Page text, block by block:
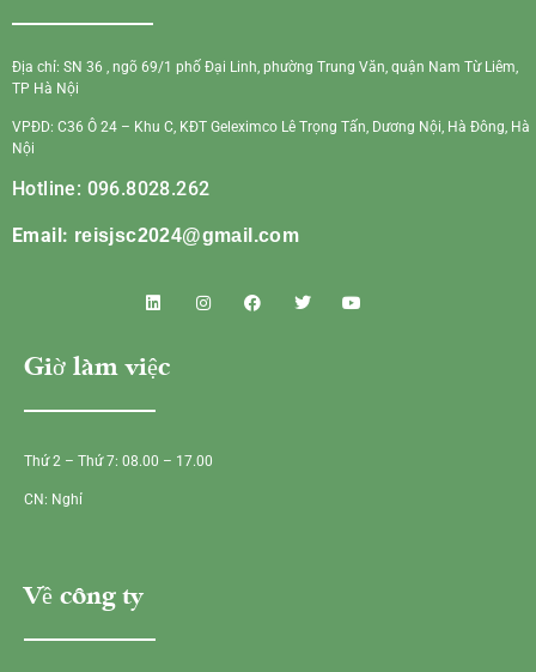
Địa chỉ: SN 36 , ngõ 69/1 phố Đại Linh, phường Trung Văn, quận Nam Từ Liêm,
TP Hà Nội
VPĐD: C36 Ô 24 – Khu C, KĐT Geleximco Lê Trọng Tấn, Dương Nội, Hà Đông, Hà
Nội
Hotline: 096.8028.262
Email: reisjsc2024@gmail.com
Giờ làm việc
Thứ 2 – Thứ 7: 08.00 – 17.00
CN: Nghỉ
Về công ty